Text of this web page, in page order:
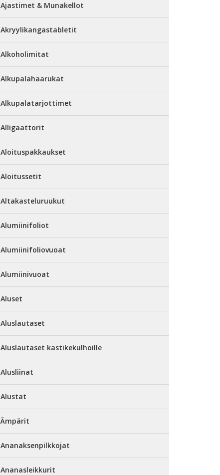
Ajastimet & Munakellot
Akryylikangastabletit
Alkoholimitat
Alkupalahaarukat
Alkupalatarjottimet
Alligaattorit
Aloituspakkaukset
Aloitussetit
Altakasteluruukut
Alumiinifoliot
Alumiinifoliovuoat
Alumiinivuoat
Aluset
Aluslautaset
Aluslautaset kastikekulhoille
Alusliinat
Alustat
Ämpärit
Ananaksenpilkkojat
Ananasleikkurit